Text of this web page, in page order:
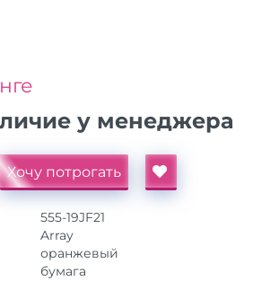
у менеджера
Хочу потрогать
555-19JF21
Array
оранжевый
бумага